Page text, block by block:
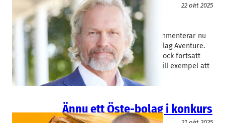
Livsmedel/Functional Food
22 okt 2025
Aventure
Öste Ventures
Björn Öste
Rickard Öste
Oatlygrundaren Björn Öste kommenterar nu
konkursen i sitt investeringsbolag Aventure.
Avgörande följdfrågor förblir dock fortsatt
obesvarade. Vad betyder det till exempel att
inte ge upp…
Ännu ett Öste-bolag i konkurs